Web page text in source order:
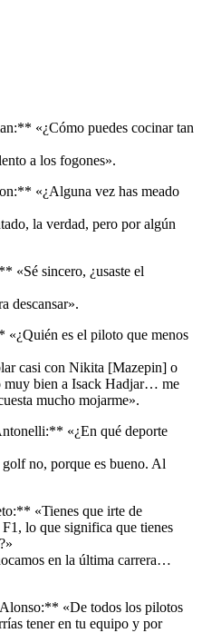
«¿Cómo puedes cocinar tan
a los fogones».
«¿Alguna vez has meado
la verdad, pero por algún
«Sé sincero, ¿usaste el
descansar».
es el piloto que menos
casi con Nikita [Mazepin] o
muy bien a Isack Hadjar… me
mucho mojarme».
«¿En qué deporte
no, porque es bueno. Al
«Tienes que irte de
lo que significa que tienes
en la última carrera…
«De todos los pilotos
tener en tu equipo y por